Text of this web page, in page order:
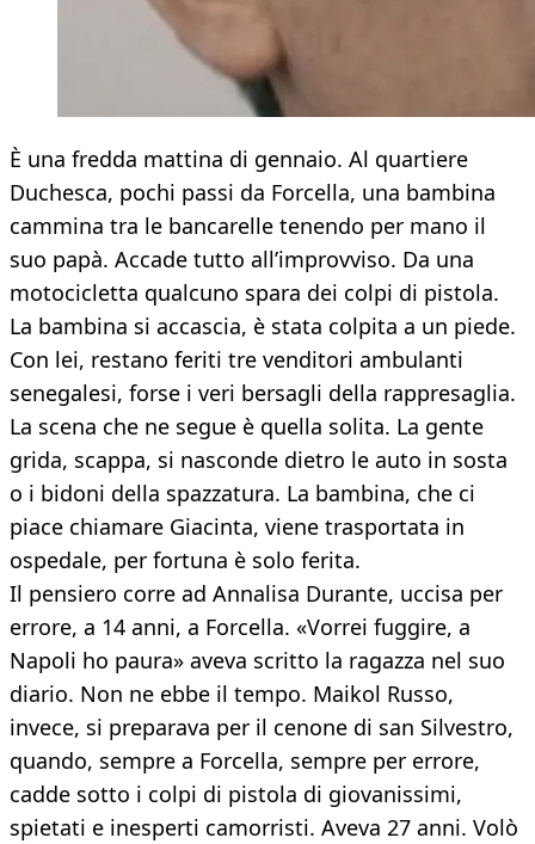
È una fredda mattina di gennaio. Al quartiere
Duchesca, pochi passi da Forcella, una bambina
cammina tra le bancarelle tenendo per mano il
suo papà. Accade tutto all’improvviso. Da una
motocicletta qualcuno spara dei colpi di pistola.
La bambina si accascia, è stata colpita a un piede.
Con lei, restano feriti tre venditori ambulanti
senegalesi, forse i veri bersagli della rappresaglia.
La scena che ne segue è quella solita. La gente
grida, scappa, si nasconde dietro le auto in sosta
o i bidoni della spazzatura. La bambina, che ci
piace chiamare Giacinta, viene trasportata in
ospedale, per fortuna è solo ferita.
Il pensiero corre ad Annalisa Durante, uccisa per
errore, a 14 anni, a Forcella. «Vorrei fuggire, a
Napoli ho paura» aveva scritto la ragazza nel suo
diario. Non ne ebbe il tempo. Maikol Russo,
invece, si preparava per il cenone di san Silvestro,
quando, sempre a Forcella, sempre per errore,
cadde sotto i colpi di pistola di giovanissimi,
spietati e inesperti camorristi. Aveva 27 anni. Volò